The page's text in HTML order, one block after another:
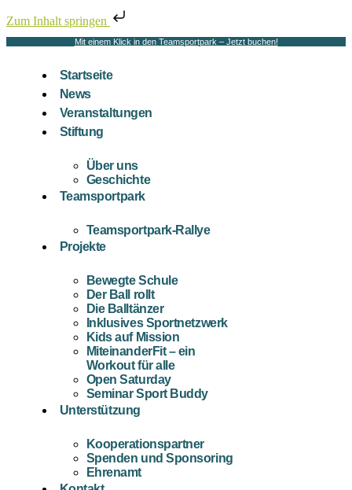
Zum Inhalt springen
Mit einem Klick in den Teamsportpark – Jetzt buchen!
Startseite
News
Veranstaltungen
Stiftung
Über uns
Geschichte
Teamsportpark
Teamsportpark-Rallye
Projekte
Bewegte Schule
Der Ball rollt
Die Balltänzer
Inklusives Sportnetzwerk
Kids auf Mission
MiteinanderFit – ein
Workout für alle
Open Saturday
Seminar Sport Buddy
Unterstützung
Kooperationspartner
Spenden und Sponsoring
Ehrenamt